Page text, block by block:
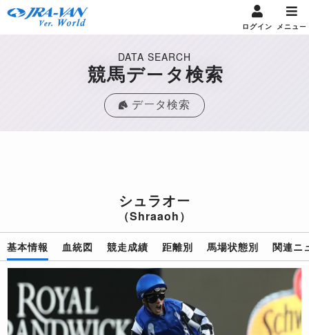
ログイン メニュー
DATA SEARCH
競馬データ検索
データ検索
シュラオー
（Shraaoh）
基本情報 血統図 競走成績 距離別 馬場状態別 関連ニ